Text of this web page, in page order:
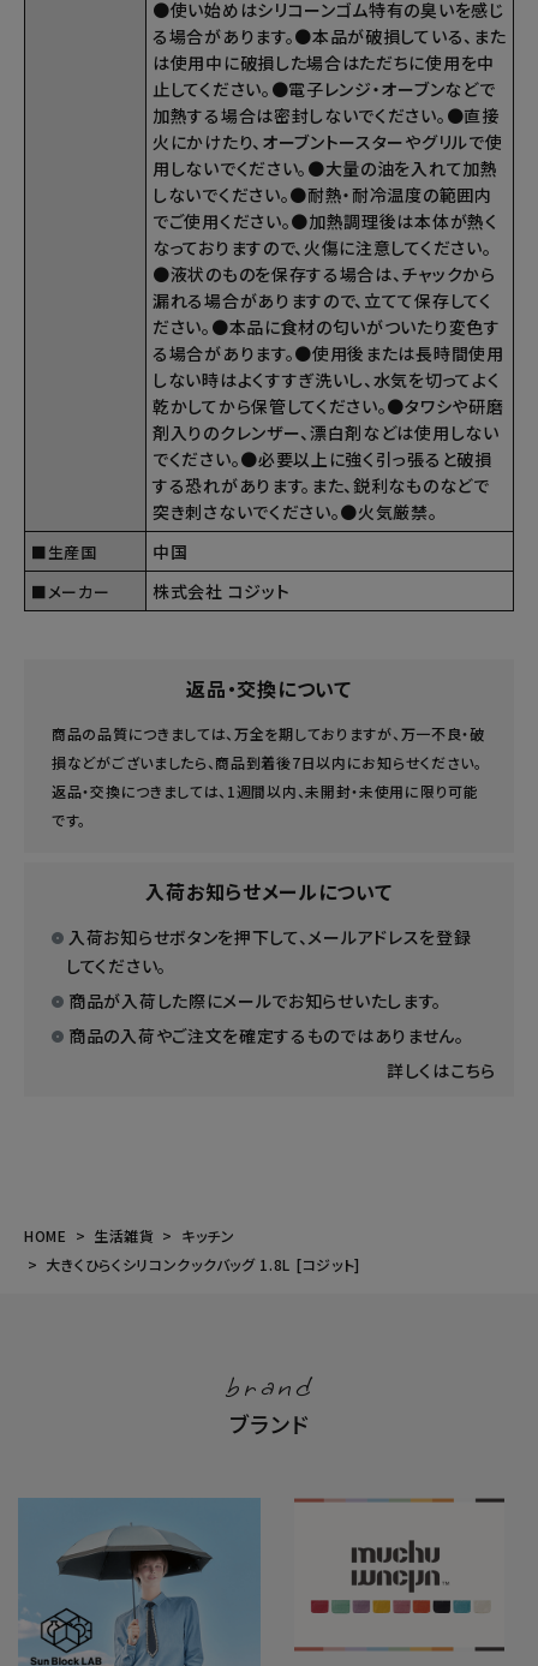
●使い始めはシリコーンゴム特有の臭いを感じ
る場合があります。●本品が破損している、また
は使用中に破損した場合はただちに使用を中
止してください。●電子レンジ・オーブンなどで
加熱する場合は密封しないでください。●直接
火にかけたり、オーブントースターやグリルで使
用しないでください。●大量の油を入れて加熱
しないでください。●耐熱・耐冷温度の範囲内
でご使用ください。●加熱調理後は本体が熱く
なっておりますので、火傷に注意してください。
●液状のものを保存する場合は、チャックから
漏れる場合がありますので、立てて保存してく
ださい。●本品に食材の匂いがついたり変色す
る場合があります。●使用後または長時間使用
しない時はよくすすぎ洗いし、水気を切ってよく
乾かしてから保管してください。●タワシや研磨
剤入りのクレンザー、漂白剤などは使用しない
でください。●必要以上に強く引っ張ると破損
する恐れがあります。また、鋭利なものなどで
突き刺さないでください。●火気厳禁。
■生産国 中国
■メーカー 株式会社 コジット
返品・交換について
商品の品質につきましては、万全を期しておりますが、万一不良・破
損などがございましたら、商品到着後7日以内にお知らせください。
返品・交換につきましては、1週間以内、未開封・未使用に限り可能
です。
入荷お知らせメールについて
入荷お知らせボタンを押下して、メールアドレスを登録
してください。
商品が入荷した際にメールでお知らせいたします。
商品の入荷やご注文を確定するものではありません。
詳しくはこちら
HOME 生活雑貨
キッチン
大きくひらくシリコンクックバッグ 1.8L [コジット]
brand
ブランド